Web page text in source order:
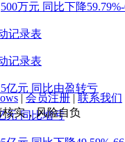
万元 同比下降59.79%-
记录表
记录表
亿元 同比由盈转亏
元 同比增亏
| 会员注册 | 联系我们
实，风险自负